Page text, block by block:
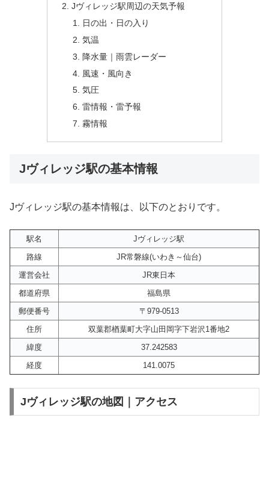
Jヴィレッジ駅周辺の天気予報
日の出・日の入り
気温
降水量｜雨雲レーダー
風速・風向き
気圧
雷情報・雷予報
霧情報
Jヴィレッジ駅の基本情報
Jヴィレッジ駅の基本情報は、以下のとおりです。
駅名
Jヴィレッジ駅
路線
JR常磐線(いわき～仙台)
運営会社
JR東日本
都道府県
福島県
郵便番号
〒979-0513
住所
双葉郡楢葉町大字山田岡字下岩沢1番地2
緯度
37.242583
経度
141.0075
Jヴィレッジ駅の地図｜アクセス